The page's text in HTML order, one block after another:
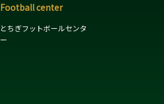
Football center
とちぎフットボールセンタ
ー